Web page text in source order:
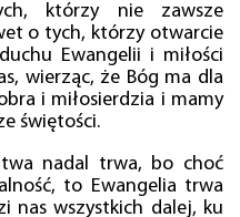
którzy nie zawsze
o tych, którzy otwarcie
Ewangelii i miłości
wierząc, że Bóg ma dla
i miłosierdzia i mamy
świętości.
nadal trwa, bo choć
to Ewangelia trwa
nas wszystkich dalej, ku